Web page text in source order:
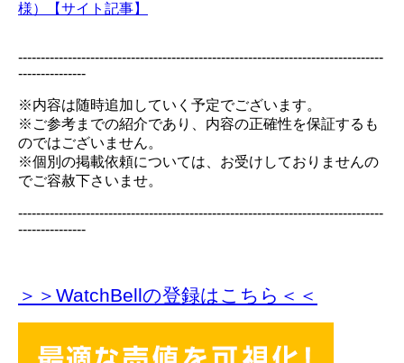
様）【サイト記事】
---------------------------------------------------------------------------------
---------------
※内容は随時追加していく予定でございます。
※ご参考までの紹介であり、内容の正確性を保証するも
のではございません。
※個別の掲載依頼については、お受けしておりませんの
でご容赦下さいませ。
---------------------------------------------------------------------------------
---------------
＞＞WatchBellの登録はこちら＜＜